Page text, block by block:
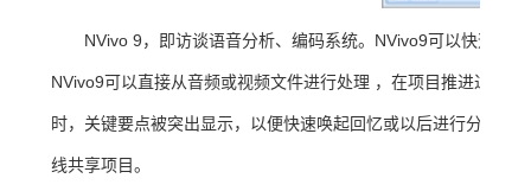
NVivo 9，即访谈语音分析、编码系统。NVivo9可以快速组
NVivo9可以直接从音频或视频文件进行处理 ，在项目推进过程
时，关键要点被突出显示，以便快速唤起回忆或以后进行分析
线共享项目。